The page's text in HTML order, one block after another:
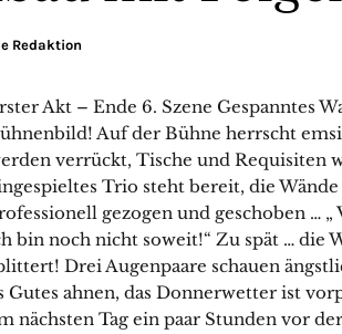
Redaktion
Akt – Ende 6. Szene Gespanntes
Auf der Bühne herrscht
verrückt, Tische und Requisiten
Trio steht bereit, die
gezogen und geschoben …
bin noch nicht soweit!“ Zu spät … die
Drei Augenpaare schauen
Gutes ahnen, das Donnerwetter ist
nächsten Tag ein paar Stunden vor